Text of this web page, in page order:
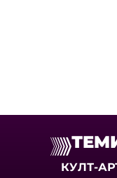
КУЛТ-